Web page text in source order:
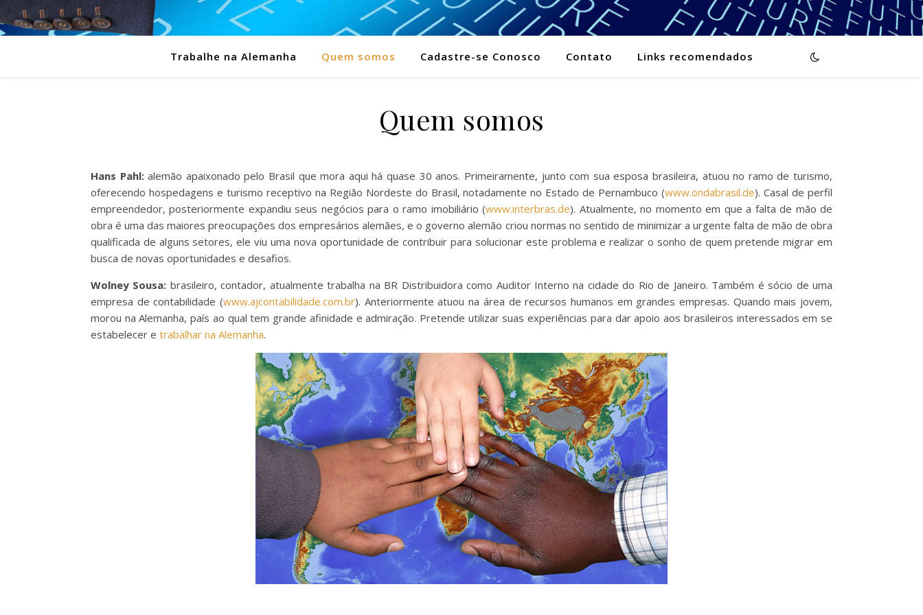
Trabalhe na Alemanha Quem somos Cadastre-se Conosco Contato Links recomendados
Quem somos
Hans Pahl:alemão apaixonado pelo Brasil que mora aqui há quase 30 anos. Primeiramente, junto com sua esposa brasileira, atuou no ramo de turismo,
oferecendo hospedagens e turismo receptivo na Região Nordeste do Brasil, notadamente no Estado de Pernambuco (www.ondabrasil.de). Casal de perfil
empreendedor, posteriormente expandiu seus negócios para o ramo imobiliário (www.interbras.de). Atualmente, no momento em que a falta de mão de
obra é uma das maiores preocupações dos empresários alemães, e o governo alemão criou normas no sentido de minimizar a urgente falta de mão de obra
qualificada de alguns setores, ele viu uma nova oportunidade de contribuir para solucionar este problema e realizar o sonho de quem pretende migrar em
busca de novas oportunidades e desafios.
Wolney Sousa: brasileiro, contador, atualmente trabalha na BR Distribuidora como Auditor Interno na cidade do Rio de Janeiro. Também é sócio de uma
empresa de contabilidade (www.ajcontabilidade.com.br). Anteriormente atuou na área de recursos humanos em grandes empresas. Quando mais jovem,
morou na Alemanha, país ao qual tem grande afinidade e admiração. Pretende utilizar suas experiências para dar apoio aos brasileiros interessados em se
estabelecer e trabalhar na Alemanha.